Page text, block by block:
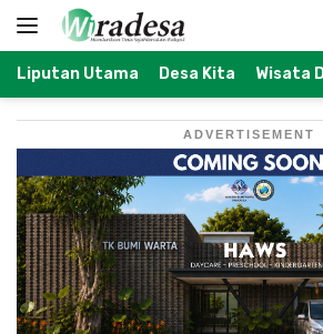
Langsung
Liputan Utama Desa Kita Wisata
ADVERTISEMENT